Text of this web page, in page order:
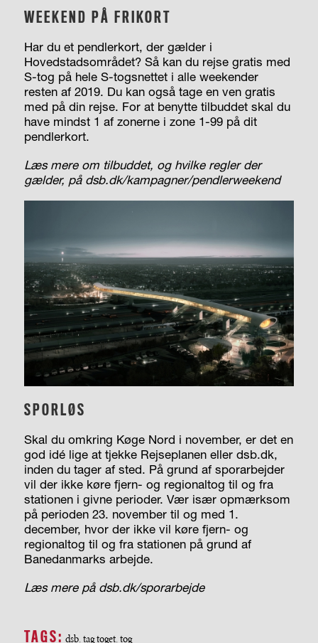
WEEKEND PÅ FRIKORT
Har du et pendlerkort, der gælder i
Hovedstadsområdet? Så kan du rejse gratis med
S-tog på hele S-togsnettet i alle weekender
resten af 2019. Du kan også tage en ven gratis
med på din rejse. For at benytte tilbuddet skal du
have mindst 1 af zonerne i zone 1-99 på dit
pendlerkort.
Læs mere om tilbuddet, og hvilke regler der
gælder, på dsb.dk/kampagner/pendlerweekend
SPORLØS
Skal du omkring Køge Nord i november, er det en
god idé lige at tjekke Rejseplanen eller dsb.dk,
inden du tager af sted. På grund af sporarbejder
vil der ikke køre fjern- og regionaltog til og fra
stationen i givne perioder. Vær især opmærksom
på perioden 23. november til og med 1.
december, hvor der ikke vil køre fjern- og
regionaltog til og fra stationen på grund af
Banedanmarks arbejde.
Læs mere på dsb.dk/sporarbejde
TAGS: dsb, tag toget, tog